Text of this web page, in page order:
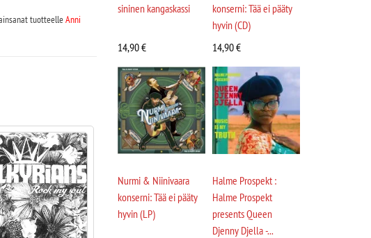
tuotteelleAnni
sininen kangaskassi
14,90€
konserni: Tää ei pääty
hyvin (CD)
14,90€
Nurmi & Niinivaara
konserni: Tää ei pääty
hyvin (LP)
Halme Prospekt :
Halme Prospekt
presents Queen
Djenny Djella -...